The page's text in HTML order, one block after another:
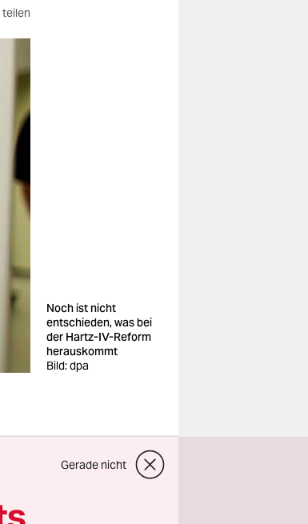
teilen
Noch ist nicht
entschieden, was bei
der Hartz-IV-Reform
herauskommt
Bild: dpa
Gerade nicht